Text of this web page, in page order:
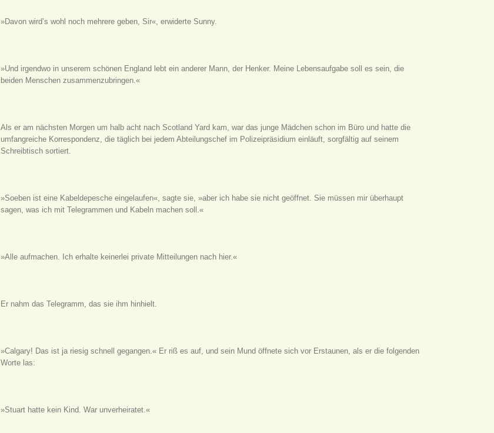
»Davon wird’s wohl noch mehrere geben, Sir«, erwiderte Sunny.
»Und irgendwo in unserem schönen England lebt ein anderer Mann, der Henker. Meine Lebensaufgabe soll es sein, die
beiden Menschen zusammenzubringen.«
Als er am nächsten Morgen um halb acht nach Scotland Yard kam, war das junge Mädchen schon im Büro und hatte die
umfangreiche Korrespondenz, die täglich bei jedem Abteilungschef im Polizeipräsidium einläuft, sorgfältig auf seinem
Schreibtisch sortiert.
»Soeben ist eine Kabeldepesche eingelaufen«, sagte sie, »aber ich habe sie nicht geöffnet. Sie müssen mir überhaupt
sagen, was ich mit Telegrammen und Kabeln machen soll.«
»Alle aufmachen. Ich erhalte keinerlei private Mitteilungen nach hier.«
Er nahm das Telegramm, das sie ihm hinhielt.
»Calgary! Das ist ja riesig schnell gegangen.« Er riß es auf, und sein Mund öffnete sich vor Erstaunen, als er die folgenden
Worte las:
»Stuart hatte kein Kind. War unverheiratet.«